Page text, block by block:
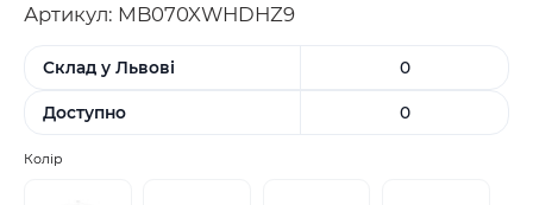
Артикул: MB070XWHDHZ9
Склад у Львові 0
Доступно 0
Колір